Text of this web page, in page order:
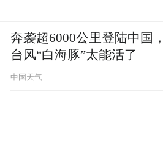
奔袭超6000公里登陆中国，
台风“白海豚”太能活了
中国天气